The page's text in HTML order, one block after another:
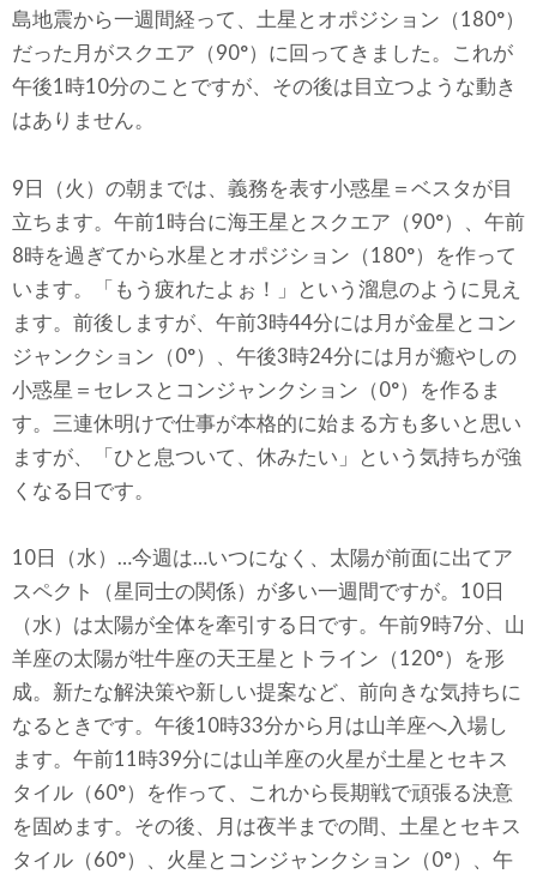
島地震から一週間経って、土星とオポジション（180°）
だった月がスクエア（90°）に回ってきました。これが
午後1時10分のことですが、その後は目立つような動き
はありません。
9日（火）の朝までは、義務を表す小惑星＝ベスタが目
立ちます。午前1時台に海王星とスクエア（90°）、午前
8時を過ぎてから水星とオポジション（180°）を作って
います。「もう疲れたよぉ！」という溜息のように見え
ます。前後しますが、午前3時44分には月が金星とコン
ジャンクション（0°）、午後3時24分には月が癒やしの
小惑星＝セレスとコンジャンクション（0°）を作るま
す。三連休明けで仕事が本格的に始まる方も多いと思い
ますが、「ひと息ついて、休みたい」という気持ちが強
くなる日です。
10日（水）…今週は…いつになく、太陽が前面に出てア
スペクト（星同士の関係）が多い一週間ですが。10日
（水）は太陽が全体を牽引する日です。午前9時7分、山
羊座の太陽が牡牛座の天王星とトライン（120°）を形
成。新たな解決策や新しい提案など、前向きな気持ちに
なるときです。午後10時33分から月は山羊座へ入場し
ます。午前11時39分には山羊座の火星が土星とセキス
タイル（60°）を作って、これから長期戦で頑張る決意
を固めます。その後、月は夜半までの間、土星とセキス
タイル（60°）、火星とコンジャンクション（0°）、午